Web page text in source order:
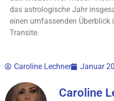
das astrologische Jahr
einen umfassenden Überblick
Transite.
Caroline Lechner Januar
Caroline